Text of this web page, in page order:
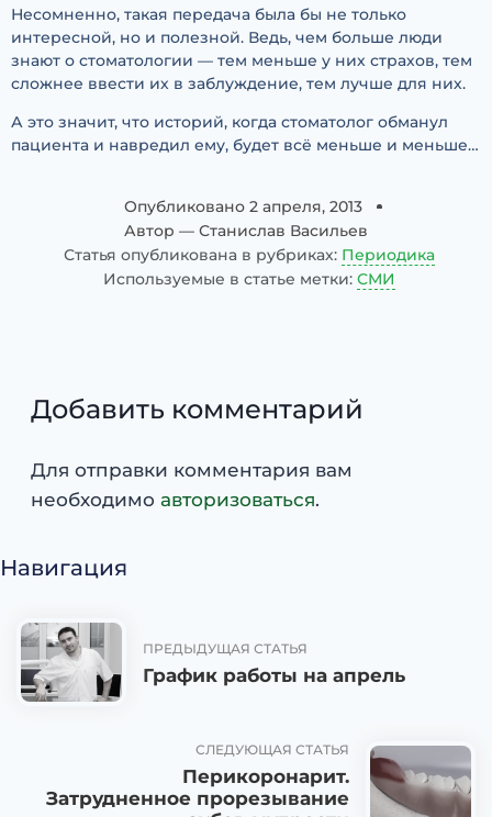
Несомненно, такая передача была бы не только
интересной, но и полезной. Ведь, чем больше люди
знают о стоматологии — тем меньше у них страхов, тем
сложнее ввести их в заблуждение, тем лучше для них.
А это значит, что историй, когда стоматолог обманул
пациента и навредил ему, будет всё меньше и меньше…
Опубликовано 2 апреля, 2013
Автор — Станислав Васильев
Статья опубликована в рубриках: Периодика
Используемые в статье метки: СМИ
Добавить комментарий
Для отправки комментария вам
необходимо авторизоваться.
Навигация
ПРЕДЫДУЩАЯ СТАТЬЯ
График работы на апрель
СЛЕДУЮЩАЯ СТАТЬЯ
Перикоронарит.
Затрудненное прорезывание